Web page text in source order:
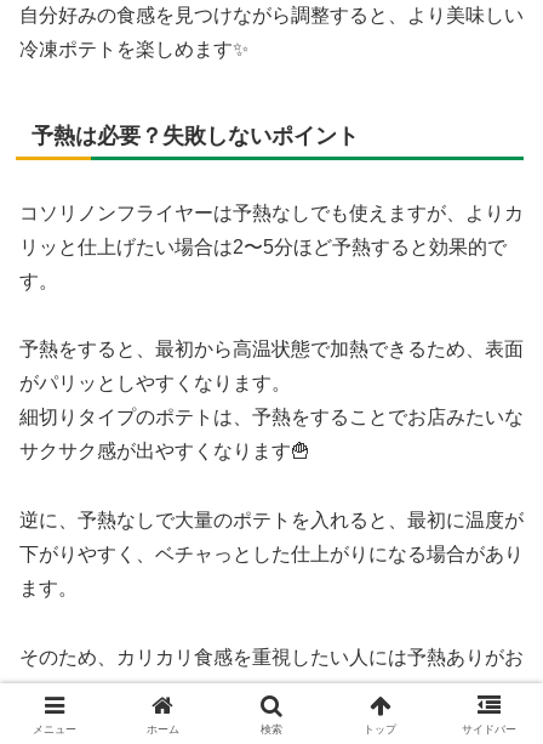
自分好みの食感を見つけながら調整すると、より美味しい
冷凍ポテトを楽しめます✨
予熱は必要？失敗しないポイント
コソリノンフライヤーは予熱なしでも使えますが、よりカ
リッと仕上げたい場合は2〜5分ほど予熱すると効果的で
す。
予熱をすると、最初から高温状態で加熱できるため、表面
がパリッとしやすくなります。
細切りタイプのポテトは、予熱をすることでお店みたいな
サクサク感が出やすくなります🍟
逆に、予熱なしで大量のポテトを入れると、最初に温度が
下がりやすく、ベチャっとした仕上がりになる場合があり
ます。
そのため、カリカリ食感を重視したい人には予熱ありがお
メニュー ホーム 検索 トップ サイドバー